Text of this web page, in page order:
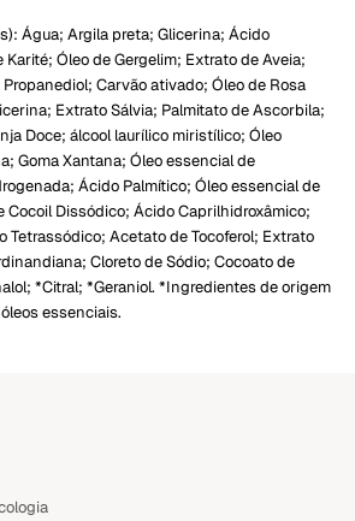
Água; Argila preta; Glicerina; Ácido
Óleo de Gergelim; Extrato de Aveia;
Carvão ativado; Óleo de Rosa
Extrato Sálvia; Palmitato de Ascorbila;
Doce; álcool laurílico miristílico; Óleo
Goma Xantana; Óleo essencial de
Ácido Palmítico; Óleo essencial de
Cocoil Dissódico; Ácido Caprilhidroxâmico;
Tetrassódico; Acetato de Tocoferol; Extrato
Cloreto de Sódio; Cocoato de
*Citral; *Geraniol. *Ingredientes de origem
essenciais.